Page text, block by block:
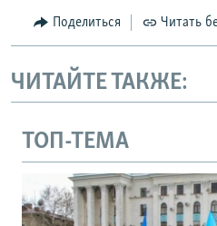
Поделиться Читать
ЧИТАЙТЕ ТАКЖЕ:
ТОП-ТЕМА